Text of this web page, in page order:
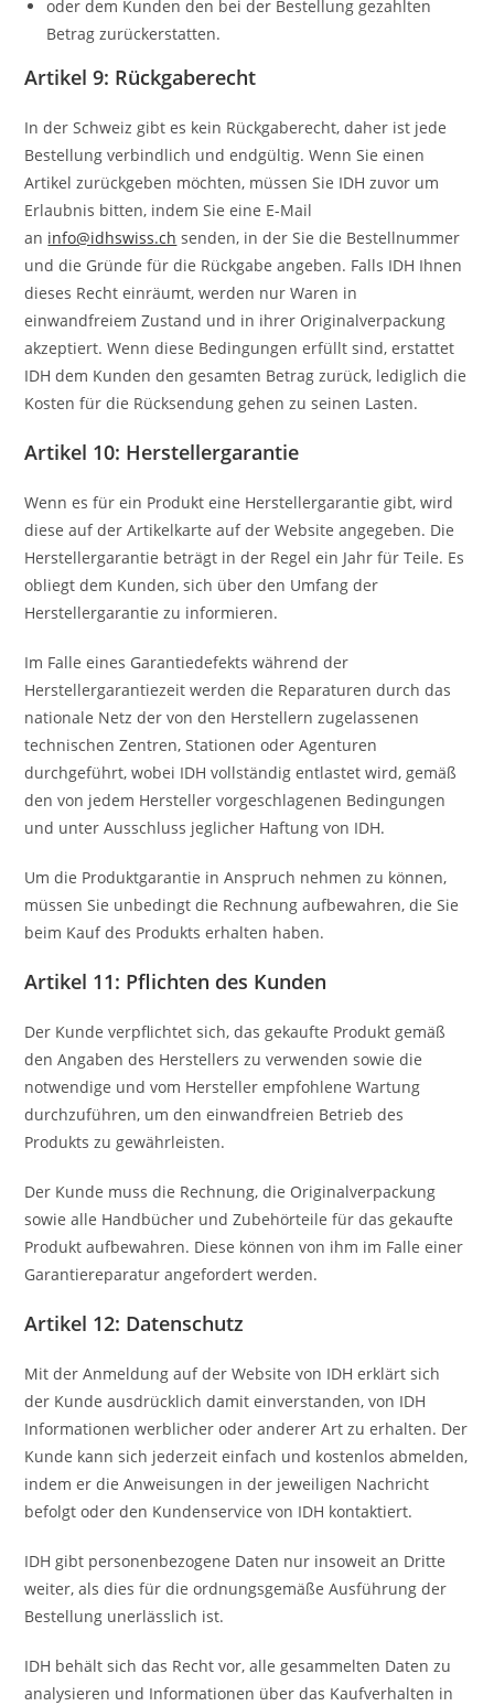
oder dem Kunden den bei der Bestellung gezahlten
Betrag zurückerstatten.
Artikel 9: Rückgaberecht
In der Schweiz gibt es kein Rückgaberecht, daher ist jede
Bestellung verbindlich und endgültig. Wenn Sie einen
Artikel zurückgeben möchten, müssen Sie IDH zuvor um
Erlaubnis bitten, indem Sie eine E-Mail
an info@idhswiss.ch senden, in der Sie die Bestellnummer
und die Gründe für die Rückgabe angeben. Falls IDH Ihnen
dieses Recht einräumt, werden nur Waren in
einwandfreiem Zustand und in ihrer Originalverpackung
akzeptiert. Wenn diese Bedingungen erfüllt sind, erstattet
IDH dem Kunden den gesamten Betrag zurück, lediglich die
Kosten für die Rücksendung gehen zu seinen Lasten.
Artikel 10: Herstellergarantie
Wenn es für ein Produkt eine Herstellergarantie gibt, wird
diese auf der Artikelkarte auf der Website angegeben. Die
Herstellergarantie beträgt in der Regel ein Jahr für Teile. Es
obliegt dem Kunden, sich über den Umfang der
Herstellergarantie zu informieren.
Im Falle eines Garantiedefekts während der
Herstellergarantiezeit werden die Reparaturen durch das
nationale Netz der von den Herstellern zugelassenen
technischen Zentren, Stationen oder Agenturen
durchgeführt, wobei IDH vollständig entlastet wird, gemäß
den von jedem Hersteller vorgeschlagenen Bedingungen
und unter Ausschluss jeglicher Haftung von IDH.
Um die Produktgarantie in Anspruch nehmen zu können,
müssen Sie unbedingt die Rechnung aufbewahren, die Sie
beim Kauf des Produkts erhalten haben.
Artikel 11: Pflichten des Kunden
Der Kunde verpflichtet sich, das gekaufte Produkt gemäß
den Angaben des Herstellers zu verwenden sowie die
notwendige und vom Hersteller empfohlene Wartung
durchzuführen, um den einwandfreien Betrieb des
Produkts zu gewährleisten.
Der Kunde muss die Rechnung, die Originalverpackung
sowie alle Handbücher und Zubehörteile für das gekaufte
Produkt aufbewahren. Diese können von ihm im Falle einer
Garantiereparatur angefordert werden.
Artikel 12: Datenschutz
Mit der Anmeldung auf der Website von IDH erklärt sich
der Kunde ausdrücklich damit einverstanden, von IDH
Informationen werblicher oder anderer Art zu erhalten. Der
Kunde kann sich jederzeit einfach und kostenlos abmelden,
indem er die Anweisungen in der jeweiligen Nachricht
befolgt oder den Kundenservice von IDH kontaktiert.
IDH gibt personenbezogene Daten nur insoweit an Dritte
weiter, als dies für die ordnungsgemäße Ausführung der
Bestellung unerlässlich ist.
IDH behält sich das Recht vor, alle gesammelten Daten zu
analysieren und Informationen über das Kaufverhalten in